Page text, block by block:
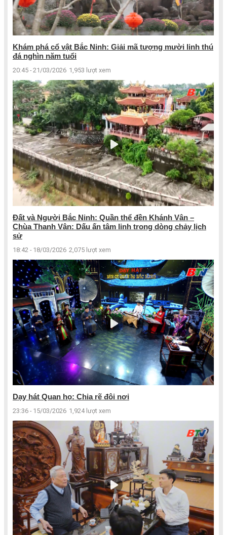
Khám phá cổ vật Bắc Ninh: Giải mã tượng mười linh thú
đá nghìn năm tuổi
20:45 - 21/03/2026 1,953 lượt xem
Đất và Người Bắc Ninh: Quần thể đền Khánh Vân –
Chùa Thanh Vân: Dấu ấn tâm linh trong dòng chảy lịch
sử
18:42 - 18/03/2026 2,075 lượt xem
Dạy hát Quan họ: Chia rẽ đôi nơi
23:36 - 15/03/2026 1,924 lượt xem